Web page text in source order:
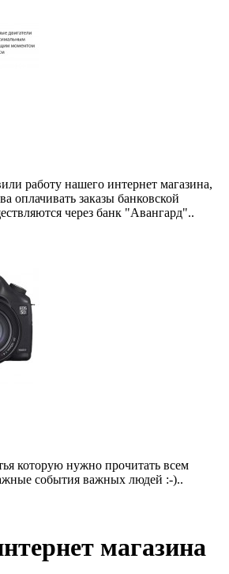
работу нашего интернет магазина,
оплачивать заказы банковской
через банк "Авангард"..
которую нужно прочитать всем
события важных людей :-)..
магазина